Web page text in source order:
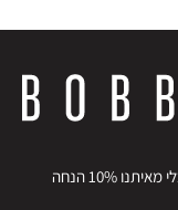
הרשמי לקבלת עדכונים במייל ובהודעות SMS וקבלי מאיתנו 10% הנחה